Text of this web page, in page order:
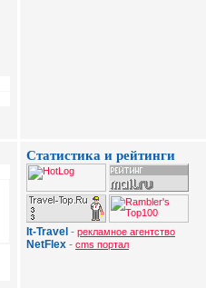
Статистика и рейтинги
It-Travel - рекламное агентство
NetFlex - cms портал